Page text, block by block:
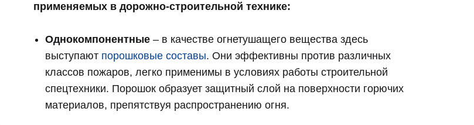
применяемых в дорожно-строительной технике:
Однокомпонентные – в качестве огнетушащего вещества здесь
выступают порошковые составы. Они эффективны против различных
классов пожаров, легко применимы в условиях работы строительной
спецтехники. Порошок образует защитный слой на поверхности горючих
материалов, препятствуя распространению огня.